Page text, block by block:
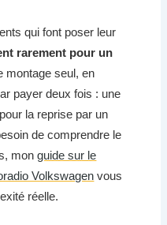
qui font poser leur
rarement pour un
montage seul, en
payer deux fois : une
la reprise par un
de comprendre le
monguide sur le
Volkswagen vous
réelle.